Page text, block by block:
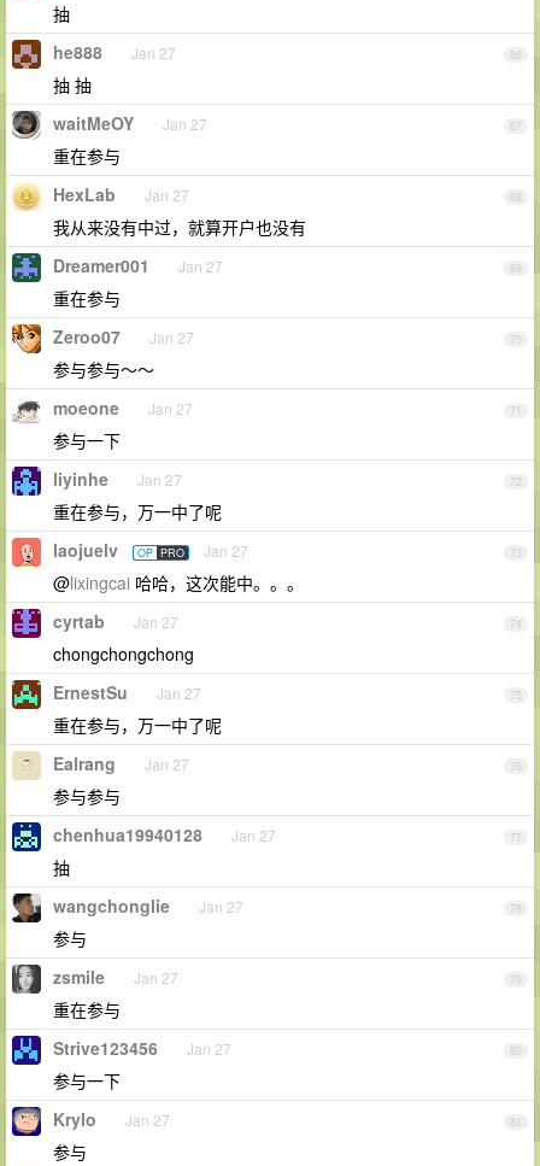
抽
66
he888 Jan 27
抽 抽
67
waitMeOY Jan 27
重在参与
68
HexLab Jan 27
我从来没有中过，就算开户也没有
69
Dreamer001 Jan 27
重在参与
70
Zeroo07 Jan 27
参与参与～～
71
moeone Jan 27
参与一下
72
liyinhe Jan 27
重在参与，万一中了呢
73
laojuelv OP PRO Jan 27
@lixingcai 哈哈，这次能中。。。
74
cyrtab Jan 27
chongchongchong
75
ErnestSu Jan 27
重在参与，万一中了呢
76
Ealrang Jan 27
参与参与
77
chenhua19940128 Jan 27
抽
78
wangchonglie Jan 27
参与
79
zsmile Jan 27
重在参与
80
Strive123456 Jan 27
参与一下
81
Krylo Jan 27
参与